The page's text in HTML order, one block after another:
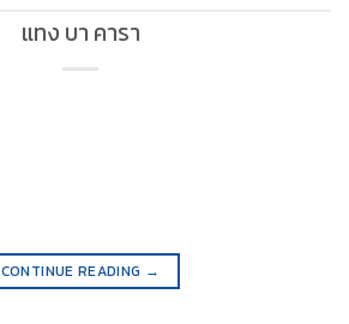
แทง บา คารา
CONTINUE READING →